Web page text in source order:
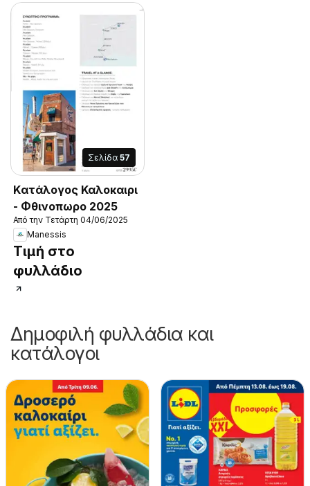
Σελίδα 57
Kατάλογος Καλοκαιρι
- Φθινοπωρο 2025
Από την Τετάρτη 04/06/2025
Manessis
Τιμή στο
φυλλάδιο
Δημοφιλή φυλλάδια και
κατάλογοι